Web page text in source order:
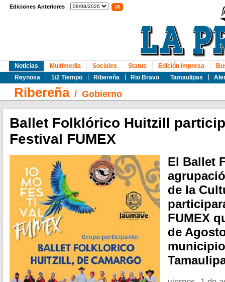
Ediciones Anteriores
Noticias
Reynosa
1/2 Tiempo Ribereña Rio Bravo Tamaulipas
Multimedia Sociales Status Edición Impresa
Ribereña/ Gobierno
Ballet Folklórico Huitzill
Festival FUMEX
El Ballet
de la
FUMEX
de